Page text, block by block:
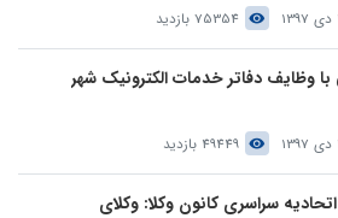
75354 بازدید
با وظایف دفاتر خدمات الکترونیک شهر
49449 بازدید
سراسری کانون وکلا: وکلای